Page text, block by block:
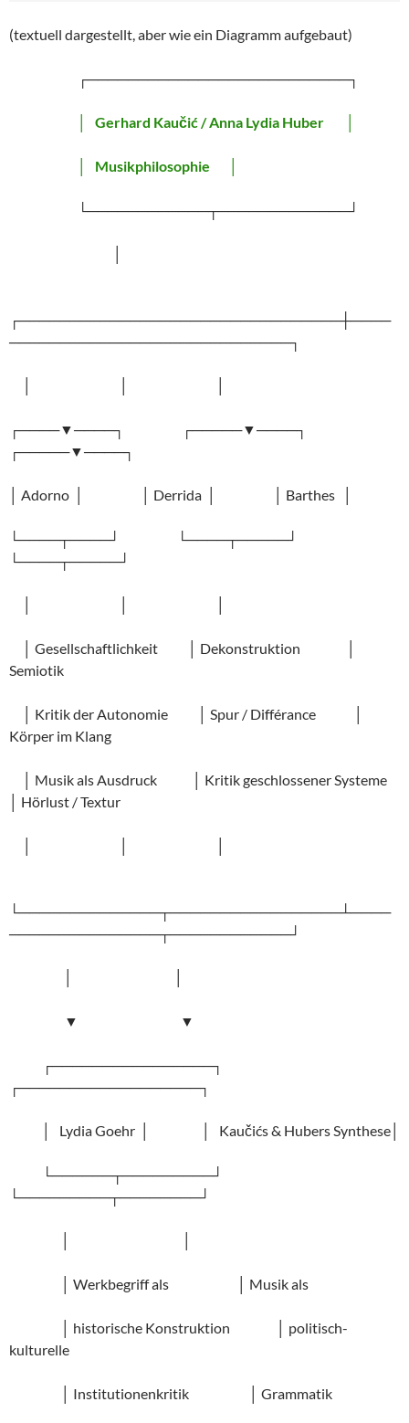
(textuell dargestellt, aber wie ein Diagramm aufgebaut)
┌──────────────────────────┐
Gerhard Kaučić / Anna Lydia Huber
Musikphilosophie
└────────────┬─────────────┘
┌────────────────────────────────┼────
────────────────────────────┐
┌────▼────┐ ┌─────▼────┐
┌─────▼────┐
│ Adorno │ │ Derrida │ │ Barthes │
└────┬────┘ └────┬─────┘
└────┬─────┘
│ Gesellschaftlichkeit │ Dekonstruktion │
Semiotik
│ Kritik der Autonomie │ Spur / Différance │
Körper im Klang
│ Musik als Ausdruck │ Kritik geschlossener Systeme
│ Hörlust / Textur
└──────────────┬─────────────────┴────
───────────────┬────────────┘
▼ ▼
┌────────────────┐
┌──────────────────┐
│ Lydia Goehr │ │ Kaučićs & Hubers Synthese│
└──────┬─────────┘
└─────────┬────────┘
│ Werkbegriff als │ Musik als
│ historische Konstruktion │ politisch-
kulturelle
│ Institutionenkritik │ Grammatik